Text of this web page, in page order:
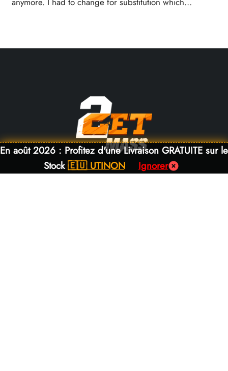
En août 2026 : Profitez d'une Livraison GRATUITE sur le
Stock🇪🇺 UTINON Ignorer